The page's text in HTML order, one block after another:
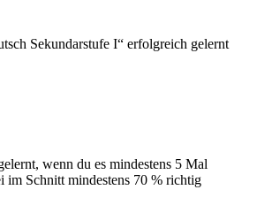
Sekundarstufe I“ erfolgreich gelernt
wenn du es mindestens 5 Mal
im Schnitt mindestens 70 % richtig